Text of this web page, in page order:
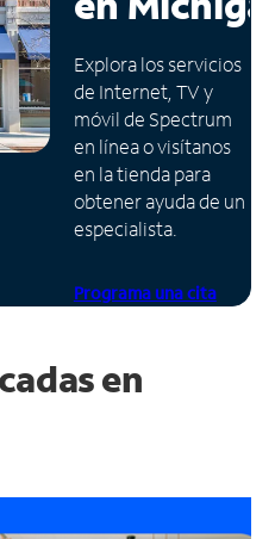
Explora los servicios
de Internet, TV y
móvil de Spectrum
en línea o visítanos
en la tienda para
obtener ayuda de un
especialista.
Programa una cita
en